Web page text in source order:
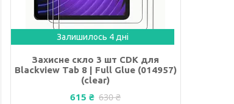
Залишилось 4 дні
Захисне скло 3 шт CDK для
Blackview Tab 8 | Full Glue (014957)
(clear)
615 ₴ 630 ₴